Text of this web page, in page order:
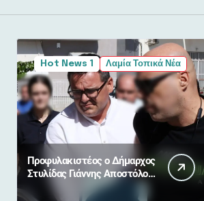
Hot News 1 Λαμία Τοπικά Νέα
Προφυλακιστέος ο Δήμαρχος
Στυλίδας Γιάννης Αποστόλου
για τη φωτιά σε Βοιωτία και